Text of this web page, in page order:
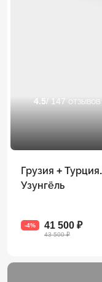
4.5/ 147 отзывов
Грузия +
Узунгёль
-4% 41 500 ₽
43 500 ₽